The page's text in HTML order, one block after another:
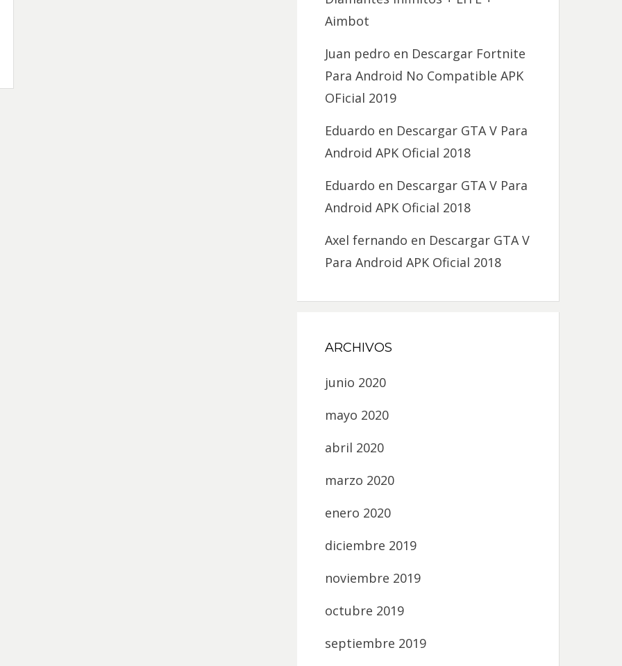
Aimbot
Juan pedro en Descargar Fortnite
Para Android No Compatible APK
OFicial 2019
Eduardo en Descargar GTA V Para
Android APK Oficial 2018
Eduardo en Descargar GTA V Para
Android APK Oficial 2018
Axel fernando en Descargar GTA V
Para Android APK Oficial 2018
ARCHIVOS
junio 2020
mayo 2020
abril 2020
marzo 2020
enero 2020
diciembre 2019
noviembre 2019
octubre 2019
septiembre 2019